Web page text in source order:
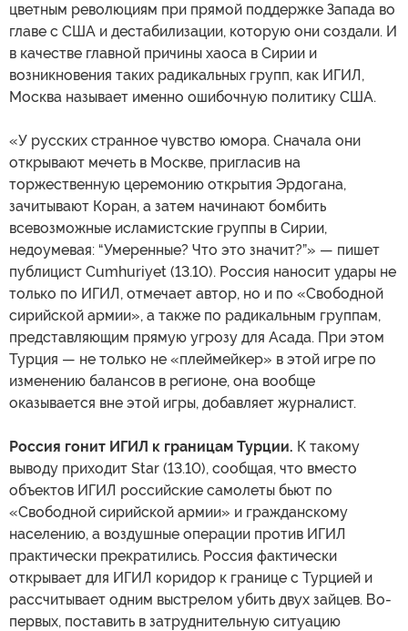
цветным революциям при прямой поддержке Запада во
главе с США и дестабилизации, которую они создали. И
в качестве главной причины хаоса в Сирии и
возникновения таких радикальных групп, как ИГИЛ,
Москва называет именно ошибочную политику США.
«У русских странное чувство юмора. Сначала они
открывают мечеть в Москве, пригласив на
торжественную церемонию открытия Эрдогана,
зачитывают Коран, а затем начинают бомбить
всевозможные исламистские группы в Сирии,
недоумевая: “Умеренные? Что это значит?”» — пишет
публицист Cumhuriyet (13.10). Россия наносит удары не
только по ИГИЛ, отмечает автор, но и по «Свободной
сирийской армии», а также по радикальным группам,
представляющим прямую угрозу для Асада. При этом
Турция — не только не «плеймейкер» в этой игре по
изменению балансов в регионе, она вообще
оказывается вне этой игры, добавляет журналист.
Россия гонит ИГИЛ к границам Турции. К такому
выводу приходит Star (13.10), сообщая, что вместо
объектов ИГИЛ российские самолеты бьют по
«Свободной сирийской армии» и гражданскому
населению, а воздушные операции против ИГИЛ
практически прекратились. Россия фактически
открывает для ИГИЛ коридор к границе с Турцией и
рассчитывает одним выстрелом убить двух зайцев. Во-
первых, поставить в затруднительную ситуацию